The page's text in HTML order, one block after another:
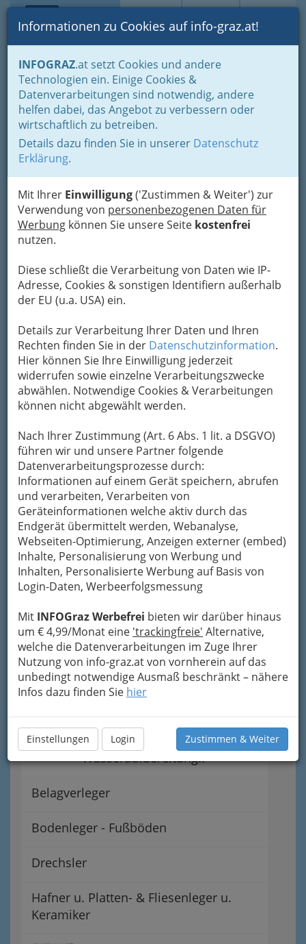
Suche Login Toggle
Informationen zu Cookies auf info-graz.at!
INFOGRAZ.at setzt Cookies und andere
Technologien ein. Einige Cookies &
Datenverarbeitungen sind notwendig, andere
helfen dabei, das Angebot zu verbessern oder
wirtschaftlich zu betreiben.
Details dazu finden Sie in unserer Datenschutz
Erklärung.
Mit Ihrer Einwilligung('Zustimmen & Weiter') zur
Verwendung von personenbezogenen Daten für
Werbung können Sie unsere Seite kostenfrei
nutzen.
Diese schließt die Verarbeitung von Daten wie IP-
Adresse, Cookies & sonstigen Identifiern außerhalb
der EU (u.a. USA) ein.
Details zur Verarbeitung Ihrer Daten und Ihren
Rechten finden Sie in der Datenschutzinformation.
Hier können Sie Ihre Einwilligung jederzeit
widerrufen sowie einzelne Verarbeitungszwecke
abwählen. Notwendige Cookies & Verarbeitungen
können nicht abgewählt werden.
Nach Ihrer Zustimmung (Art. 6 Abs. 1 lit. a DSGVO)
führen wir und unsere Partner folgende
Datenverarbeitungsprozesse durch:
Informationen auf einem Gerät speichern, abrufen
und verarbeiten, Verarbeiten von
Geräteinformationen welche aktiv durch das
Endgerät übermittelt werden, Webanalyse,
Webseiten-Optimierung, Anzeigen externer (embed)
Inhalte, Personalisierung von Werbung und
Inhalten, Personalisierte Werbung auf Basis von
Login-Daten, Werbeerfolgsmessung
Mit INFOGraz Werbefrei bieten wir darüber hinaus
um € 4,99/Monat eine 'trackingfreie' Alternative,
welche die Datenverarbeitungen im Zuge Ihrer
Nutzung von info-graz.at von vornherein auf das
unbedingt notwendige Ausmaß beschränkt – nähere
Infos dazu finden Sie hier
Einstellungen Login Zustimmen & Weiter
Home Branchen Wohnen & Einrichten
Handwerker
Sanitär- u. Heizungs- & Lüftungstechniker
Aydin Celik
Kernstockgasse 20, 8020 Graz
Karte
Karte anzeigen
Navigation
Steirische Landesinnung der
Maler und Tapezierer
Gasinstallateure /
Gasinstallateurinnen
Glaser bzw. Glaserin in Graz
und Umgebung
Wasserinstallateure -
Toiletten, Bad,
Wasseraufbereitung..
Belagverleger
Bodenleger - Fußböden
Drechsler
Hafner u. Platten- & Fliesenleger u.
Keramiker